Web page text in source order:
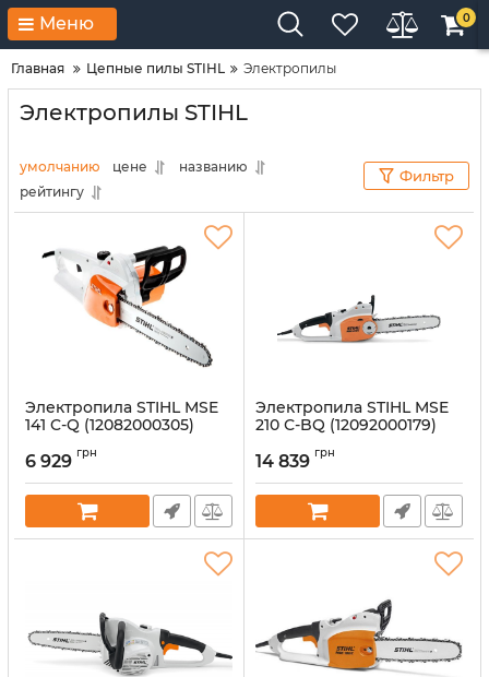
Меню 0
Главная Цепные пилы STIHL Электропилы
Электропилы STIHL
умолчанию цене
названию
рейтингу
Фильтр
Электропила STIHL MSE
141 C-Q (12082000305)
6 929 грн
Электропила STIHL MSE
210 С-BQ (12092000179)
14 839 грн